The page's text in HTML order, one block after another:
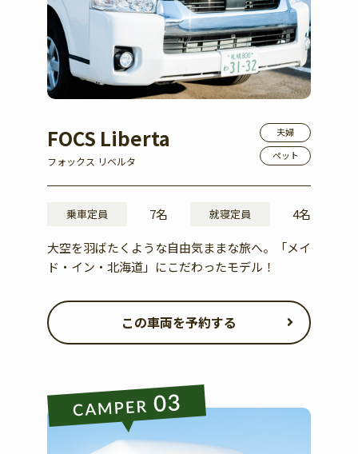
FOCS Liberta
フォックス リベルタ
夫婦
ペット
乗車定員 7名 就寝定員
4名
大空を羽ばたくような自由気ままな旅へ。「メイ
ド・イン・北海道」にこだわったモデル！
この車両を予約する